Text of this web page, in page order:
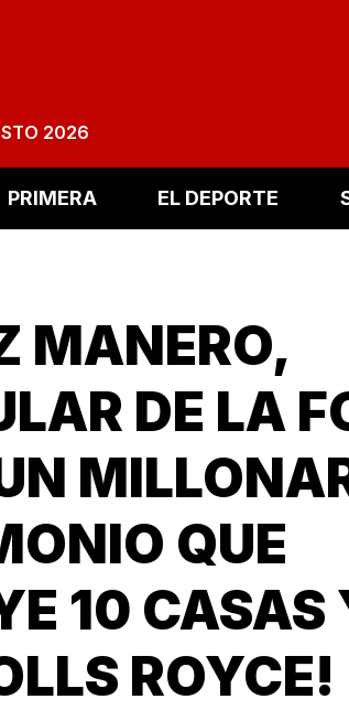
2026
PRIMERA EL DEPORTE
MANERO,
DE LA
QUE
10 CASAS
ROYCE!